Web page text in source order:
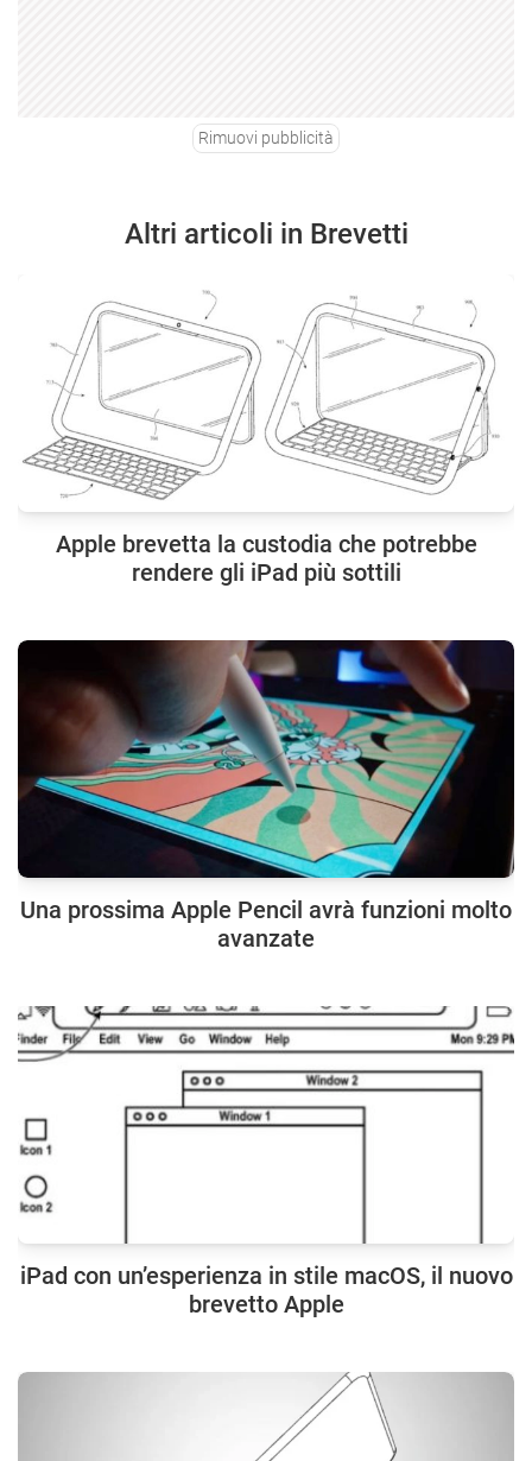
Rimuovi pubblicità
Altri articoli in Brevetti
Apple brevetta la custodia che potrebbe
rendere gli iPad più sottili
Una prossima Apple Pencil avrà funzioni molto
avanzate
iPad con un’esperienza in stile macOS, il nuovo
brevetto Apple